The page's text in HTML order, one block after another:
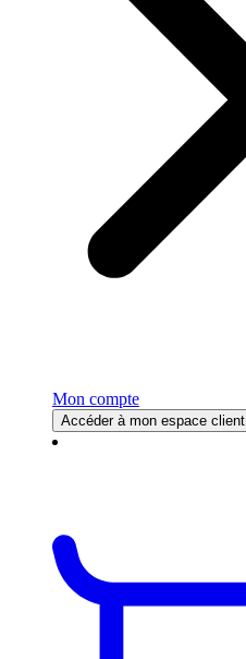
Mon compte
Accéder à mon espace client